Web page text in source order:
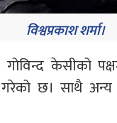
विश्वप्रकाश शर्मा।
गोविन्द केसीको
छ। साथै